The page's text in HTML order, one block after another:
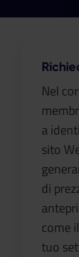
Nel
a
sito
di
come
tuo